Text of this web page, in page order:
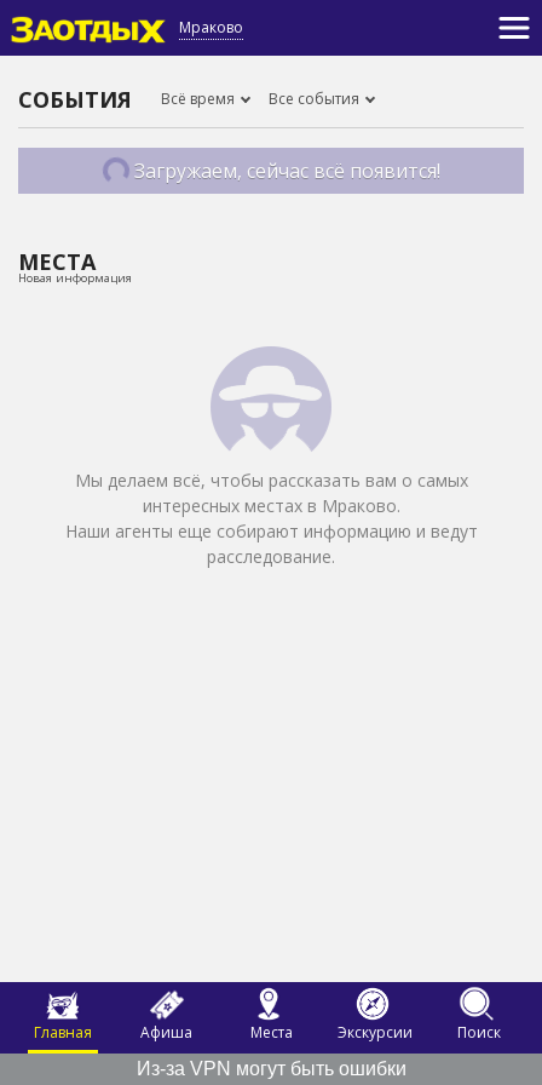
Мраково
Главная Афиша Места Экскурсии
Поиск
Из-за VPN могут быть ошибки
СОБЫТИЯ Всё время Все события
Загружаем, сейчас всё появится!
МЕСТА
Новая информация
Мы делаем всё, чтобы рассказать вам о самых
интересных местах в Мраково.
Наши агенты еще собирают информацию и ведут
расследование.